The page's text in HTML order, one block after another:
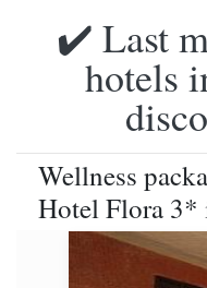
✔️ Last
hotels
Wellness
Hotel Flora 3*